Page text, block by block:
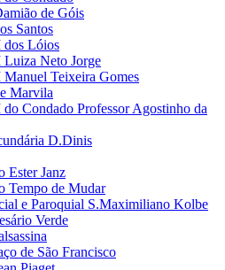
de Góis
Santos
dos Lóios
Luiza Neto Jorge
Manuel Teixeira Gomes
Marvila
Condado Professor Agostinho da
D.Dinis
Ester Janz
Tempo de Mudar
e Paroquial S.Maximiliano Kolbe
Verde
de São Francisco